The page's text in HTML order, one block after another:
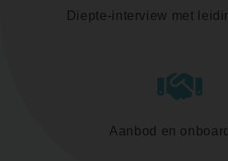
Diepte-interview met
Aanbod en